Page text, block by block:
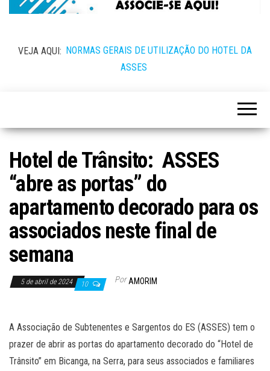
VEJA AQUI: NORMAS GERAIS DE UTILIZAÇÃO DO HOTEL DA
ASSES
Hotel de Trânsito: ASSES
“abre as portas” do
apartamento decorado para os
associados neste final de
semana
5 de abril de 2024 10 Por AMORIM
A Associação de Subtenentes e Sargentos do ES (ASSES) tem o
prazer de abrir as portas do apartamento decorado do “Hotel de
Trânsito” em Bicanga, na Serra, para seus associados e familiares